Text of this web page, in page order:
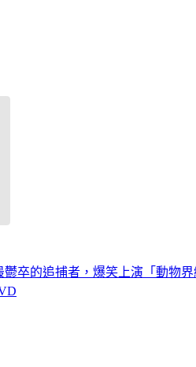
卒的追捕者，爆笑上演「動物界